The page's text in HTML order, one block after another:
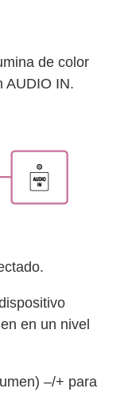
de color
AUDIO IN.
en un nivel
–/+ para